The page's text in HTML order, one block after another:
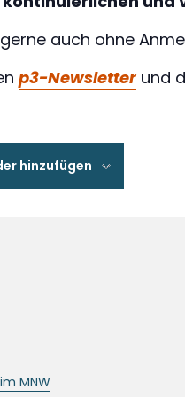
auch ohne
p3-Newsletterund
hinzufügen
MNW